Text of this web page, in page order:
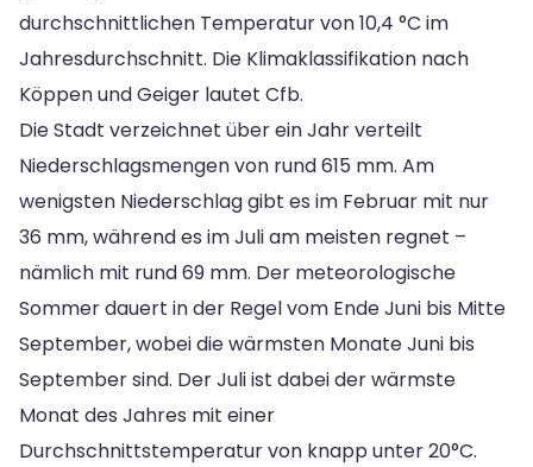
durchschnittlichen Temperatur von 10,4 °C im
Jahresdurchschnitt. Die Klimaklassifikation nach
Köppen und Geiger lautet Cfb.
Die Stadt verzeichnet über ein Jahr verteilt
Niederschlagsmengen von rund 615 mm. Am
wenigsten Niederschlag gibt es im Februar mit nur
36 mm, während es im Juli am meisten regnet –
nämlich mit rund 69 mm. Der meteorologische
Sommer dauert in der Regel vom Ende Juni bis Mitte
September, wobei die wärmsten Monate Juni bis
September sind. Der Juli ist dabei der wärmste
Monat des Jahres mit einer
Durchschnittstemperatur von knapp unter 20°C.